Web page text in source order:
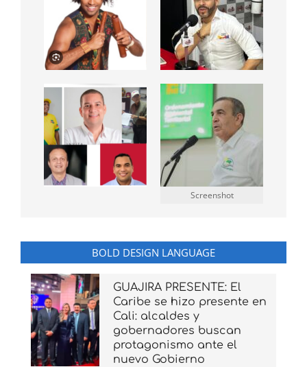
Screenshot
BOLD DESIGN LANGUAGE
GUAJIRA PRESENTE: El
Caribe se hizo presente en
Cali: alcaldes y
gobernadores buscan
protagonismo ante el
nuevo Gobierno